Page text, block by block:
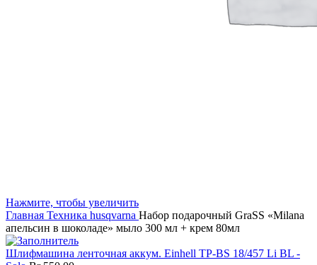
Нажмите, чтобы увеличить
Главная Техника husqvarna Набор подарочный GraSS «Milana
апельсин в шоколаде» мыло 300 мл + крем 80мл
Шлифмашина ленточная аккум. Einhell TP-BS 18/457 Li BL -